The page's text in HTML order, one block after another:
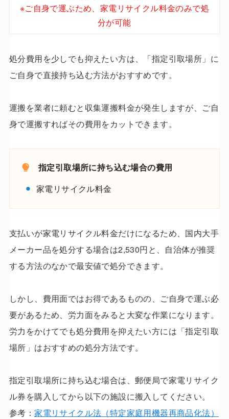
※ご自身で運ぶため、家電リサイクル料金のみで処
分が可能
処分費用を少しでも抑えたい方は、「指定引取場所」に
ご自身で直接持ち込む方法がおすすめです。
運搬を業者に頼むと収集運搬料金が発生しますが、ご自
身で運搬すればその費用をカットできます。
指定引取場所に持ち込む場合の費用
家電リサイクル料金
支払いが家電リサイクル料金だけになるため、国内大手
メーカー品を処分する場合は2,530円と、自治体が推奨
する方法のなかで最安値で処分できます。
しかし、費用面ではお得であるものの、ご自身で運ぶ必
要があるため、労力面をみると大変な作業になります。
労力をかけてでも処分費用を抑えたい方には「指定引取
場所」はおすすめの処分方法です。
指定引取場所に持ち込む場合は、郵便局で家電リサイク
ル券を購入してから以下の施設に搬入してください。
参考：家電リサイクル法（特定家庭用機器再商品化法）